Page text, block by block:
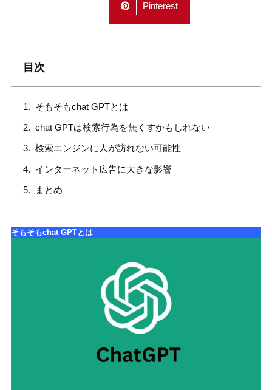
Pinterest
目次
そもそもchat GPTとは
chat GPTは検索行為を無くすかもしれない
検索エンジンに人が訪れない可能性
インターネット広告に大きな影響
まとめ
そもそもchat GPTとは